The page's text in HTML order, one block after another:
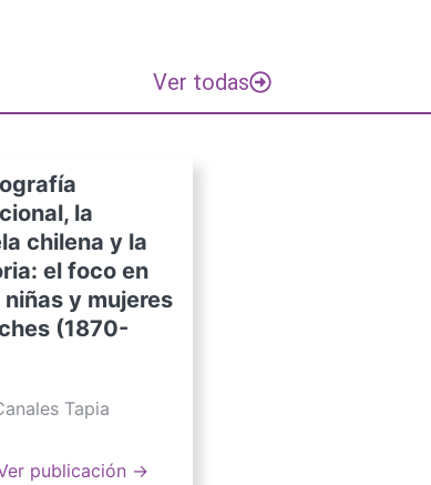
Ver todas
la
chilena y la
el foco en
niñas y mujeres
(1870-
Tapia
publicación →